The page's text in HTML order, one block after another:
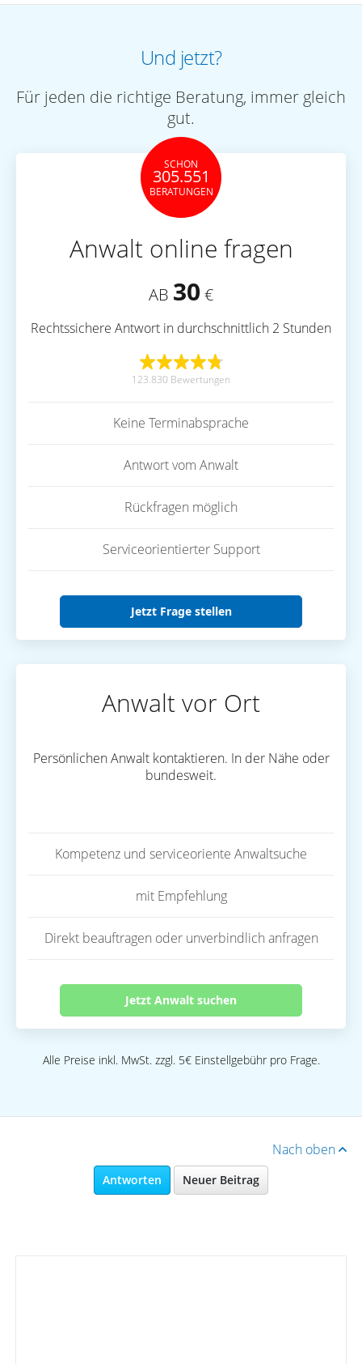
Und jetzt?
Für jeden die richtige Beratung, immer gleich
gut.
SCHON
305.551
BERATUNGEN
Anwalt online fragen
AB 30 €
Rechtssichere Antwort in durchschnittlich 2 Stunden
123.830 Bewertungen
Keine Terminabsprache
Antwort vom Anwalt
Rückfragen möglich
Serviceorientierter Support
Jetzt Frage stellen
Anwalt vor Ort
Persönlichen Anwalt kontaktieren. In der Nähe oder
bundesweit.
Kompetenz und serviceoriente Anwaltsuche
mit Empfehlung
Direkt beauftragen oder unverbindlich anfragen
Jetzt Anwalt suchen
Alle Preise inkl. MwSt. zzgl. 5€ Einstellgebühr pro Frage.
Nach oben
Antworten Neuer Beitrag